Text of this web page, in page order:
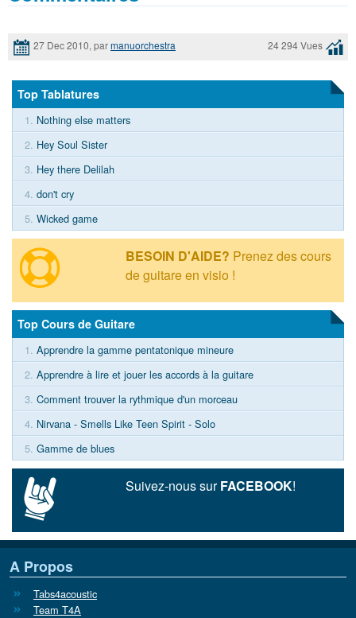
27 Dec 2010, parmanuorchestra 24 294 Vues
Top Tablatures
1. Nothing else matters
2. Hey Soul Sister
3. Hey there Delilah
4. don't cry
5. Wicked game
BESOIN D'AIDE? Prenez des cours
de guitare en visio !
Top Cours de Guitare
1. Apprendre la gamme pentatonique mineure
2. Apprendre à lire et jouer les accords à la guitare
3. Comment trouver la rythmique d'un morceau
4. Nirvana - Smells Like Teen Spirit - Solo
5. Gamme de blues
Suivez-nous surFACEBOOK!
A Propos
Tabs4acoustic
Team T4A